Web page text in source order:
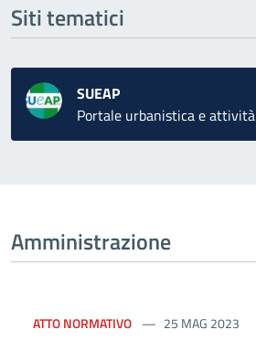
Siti tematici
SUEAP
Portale urbanistica e
Amministrazione
ATTO NORMATIVO 25 MAG 2023